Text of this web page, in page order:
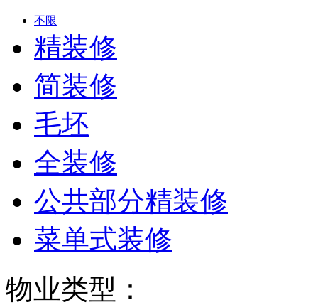
不限
精装修
简装修
毛坯
全装修
公共部分精装修
菜单式装修
物业类型：